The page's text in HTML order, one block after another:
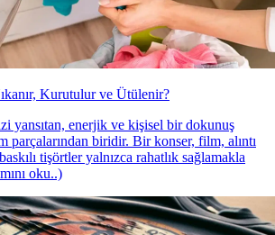
Kurutulur ve Ütülenir?
yansıtan, enerjik ve kişisel bir dokunuş
parçalarından biridir. Bir konser, film, alıntı
tişörtler yalnızca rahatlık sağlamakla
oku..)